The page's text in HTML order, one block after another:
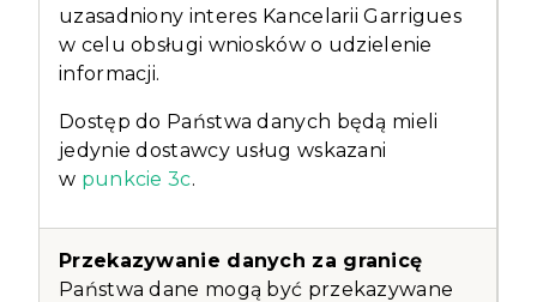
uzasadniony interes Kancelarii Garrigues
w celu obsługi wniosków o udzielenie
informacji.
Dostęp do Państwa danych będą mieli
jedynie dostawcy usług wskazani
w punkcie 3c.
Państwa dane mogą być przekazywane